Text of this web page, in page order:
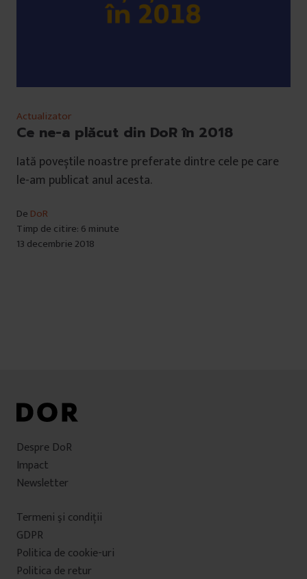
Actualizator
Ce ne-a plăcut din DoR în 2018
Iată poveștile noastre preferate dintre cele pe care
le-am publicat anul acesta.
De DoR
Timp de citire: 6 minute
13 decembrie 2018
Despre DoR
Impact
Newsletter
Termeni şi condiţii
GDPR
Politica de cookie-uri
Politica de retur